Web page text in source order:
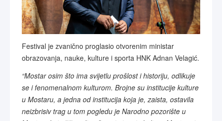
Festival je zvanično proglasio otvorenim ministar
obrazovanja, nauke, kulture i sporta HNK Adnan Velagić.
“Mostar osim što ima svijetlu prošlost i historiju, odlikuje
se i fenomenalnom kulturom. Brojne su institucije kulture
u Mostaru, a jedna od institucija koja je, zaista, ostavila
neizbrisiv trag u tom pogledu je Narodno pozorište u